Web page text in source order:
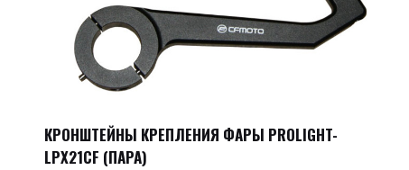
КРОНШТЕЙНЫ КРЕПЛЕНИЯ ФАРЫ PROLIGHT-
LPX21CF (ПАРА)